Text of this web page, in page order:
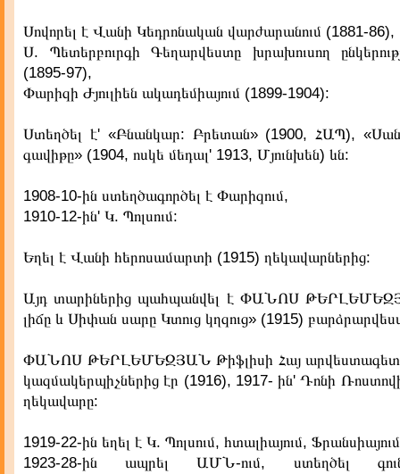
Սովորել է Վանի Կեդրոնական վարժարանում (1881-86),
Ս. Պետերբուրգի Գեղարվեստը խրախուսող
(1895-97),
Փարիզի Ժյուլիեն ակադեմիայում (1899-1904):
Ստեղծել է' «Բնանկար: Բրետան» (1900, ՀԱՊ),
գավիթը» (1904, ոսկե մեդալ' 1913, Մյունխեն) ևն:
1908-10-ին ստեղծագործել է Փարիզում,
1910-12-ին' Կ. Պոլսում:
Եղել է Վանի հերոսամարտի (1915) ղեկավարներից:
Այդ տարիներից պահպանվել է ՓԱՆՈՍ
լիճը և Սիփան սարը Կտուց կղզուց» (1915)
ՓԱՆՈՍ ԹԵՐԼԵՄԵԶՅԱՆ Թիֆլիսի Հայ
կազմակերպիչներից էր (1916), 1917- ին' Դոնի
ղեկավարը:
1919-22-ին եղել է Կ. Պոլսում, հտալիայում,
1923-28-ին ապրել ԱՄՆ-ում, ստեղծել